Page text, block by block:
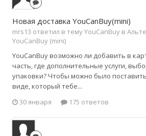
Новая доставка YouCanBuy(mini)
mrs13 ответил в тему YouCanBuy в
YouCanBuy (mini)
YouCanBuy возможно ли добавить в
часть, где дополнительные услуги,
упаковки? Чтобы можно было
виде, который тебе...
30 января
175 ответов